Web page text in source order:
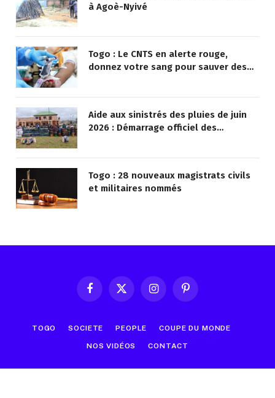
à Agoè-Nyivé
Togo : Le CNTS en alerte rouge,
donnez votre sang pour sauver des
Aide aux sinistrés des pluies de juin
2026 : Démarrage officiel des
Togo : 28 nouveaux magistrats civils
et militaires nommés
FacebookX
InstagramPinterest
TOGO SOCIETE PEOPLE COUPE DU MONDE
NOS VIDÉOS CONTACT